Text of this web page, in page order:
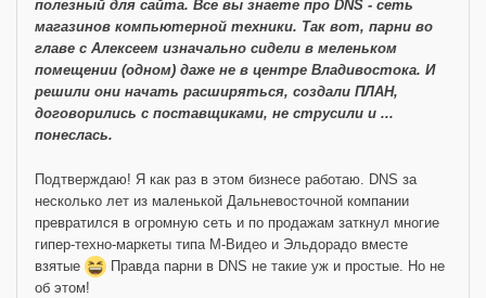
полезный для сайта. Все вы знаете про DNS - сеть
магазинов компьютерной техники. Так вот, парни во
главе с Алексеем изначально сидели в меленьком
помещении (одном) даже не в центре Владивостока. И
решили они начать расширяться, создали ПЛАН,
договорились с поставщиками, не струсили и ...
понеслась.
Подтверждаю! Я как раз в этом бизнесе работаю. DNS за
несколько лет из маленькой Дальневосточной компании
превратился в огромную сеть и по продажам заткнул многие
гипер-техно-маркеты типа М-Видео и Эльдорадо вместе
взятые
Правда парни в DNS не такие уж и простые. Но не
об этом!